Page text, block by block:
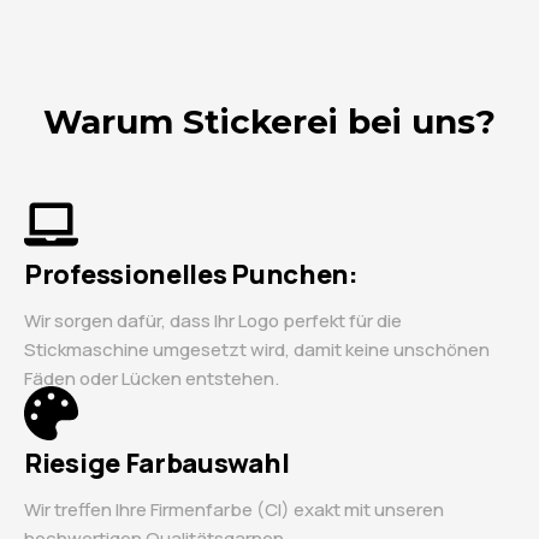
Warum Stickerei bei uns?
Professionelles Punchen:
Wir sorgen dafür, dass Ihr Logo perfekt für die
Stickmaschine umgesetzt wird, damit keine unschönen
Fäden oder Lücken entstehen.
Riesige Farbauswahl
Wir treffen Ihre Firmenfarbe (CI) exakt mit unseren